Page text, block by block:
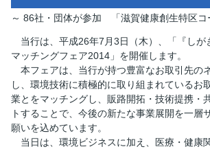
～ 86社・団体が参加 「滋賀健康創生特区コ
当行は、平成26年7月3日（木）、「『しが
マッチングフェア2014」を開催します。
本フェアは、当行が持つ豊富なお取引先の
し、環境技術に積極的に取り組まれているお
業とをマッチングし、販路開拓・技術提携・
トすることで、今後の新たな事業展開を一層
願いを込めています。
当日は、環境ビジネスに加え、医療・健康